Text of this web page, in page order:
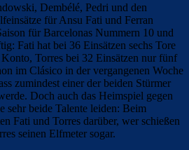
Dembélé, Pedri und den
für Ansu Fati und Ferran
für Barcelonas Nummern 10 und
Fati hat bei 36 Einsätzen sechs Tore
Torres bei 32 Einsätzen nur fünf
im Clásico in der vergangenen Woche
zumindest einer der beiden Stürmer
Doch auch das Heimspiel gegen
sehr beide Talente leiden: Beim
Fati und Torres darüber, wer schießen
seinen Elfmeter sogar.